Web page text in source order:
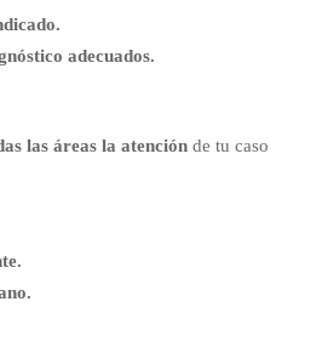
adecuados.
las áreas la atención de tu caso